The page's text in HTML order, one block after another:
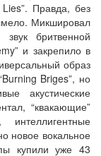
Правда, без
Микшировал
бритвенной
и закрепило в
образ
Briges”, но
акустические
“квакающие”
новое вокальное
купили уже 43